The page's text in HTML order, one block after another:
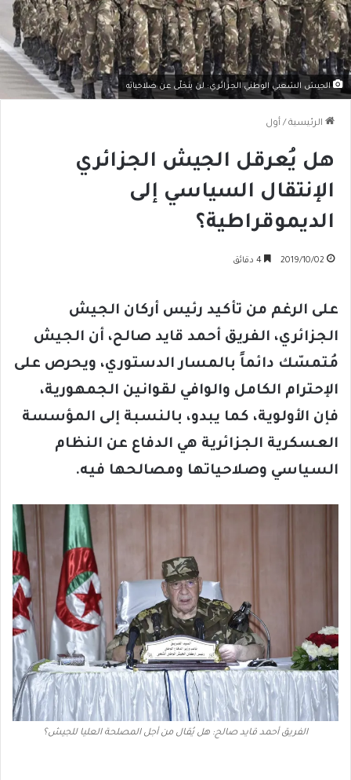
الجيش الشعبي الوطني الجزائري: لن يتخلّى عن صلاحياته
الرئيسية / أول
هل يُعرقل الجيش الجزائري
الإنتقال السياسي إلى
الديموقراطية؟
2019/10/02
على الرغم من تأكيد رئيس أركان الجيش
الجزائري، الفريق أحمد قايد صالح، أن الجيش
مُتمسّك دائماً بالمسار الدستوري، ويحرص على
الإحترام الكامل والوافي لقوانين الجمهورية،
فإن الأولوية، كما يبدو، بالنسبة إلى المؤسسة
العسكرية الجزائرية هي الدفاع عن النظام
السياسي وصلاحياتها ومصالحها فيه.
الفريق أحمد قايد صالح: هل يُقال من أجل المصلحة العليا للجيش؟